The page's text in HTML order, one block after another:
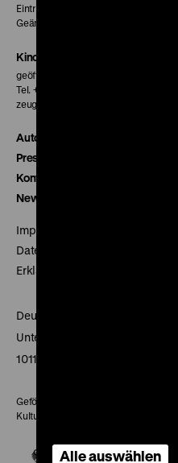
Eintritt 5 €
Geänderte Preise sind im Programm
Kinokasse
geöffnet 30 Minuten vor Beginn der
Tel. + 49 30 20304-770
zeughauskino@dhm.de
Autor*innen
Presse
Kontakt
Newsletter
Impressum
Datenschutz
Erklärung digitale
Deutsches Historisches
Unter den Linden 2
10117 Berlin
Gefördert mit Mitteln des
Kultur und Medien
Alle auswählen